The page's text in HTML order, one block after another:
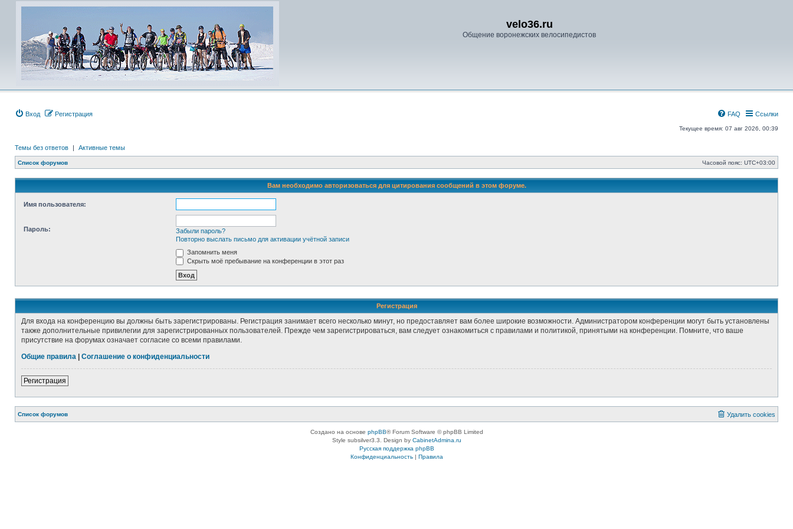
velo36.ru
Общение воронежских велосипедистов
Вход Регистрация Ссылки
FAQ
Текущее время: 07 авг 2026, 00:39
Темы без ответов | Активные темы
Список форумов Часовой пояс: UTC+03:00
Вам необходимо авторизоваться для цитирования сообщений в этом форуме.
Имя пользователя:
Пароль:
Забыли пароль?
Повторно выслать письмо для активации учётной записи
Запомнить меня
Скрыть моё пребывание на конференции в этот раз
Регистрация
Для входа на конференцию вы должны быть зарегистрированы. Регистрация занимает всего несколько минут, но предоставляет вам более широкие возможности. Администратором конференции могут быть установлены
также дополнительные привилегии для зарегистрированных пользователей. Прежде чем зарегистрироваться, вам следует ознакомиться с правилами и политикой, принятыми на конференции. Помните, что ваше
присутствие на форумах означает согласие со всеми правилами.
Общие правила
Соглашение о конфиденциальности
Регистрация
Список форумов Удалить cookies
Создано на основе phpBB® Forum Software © phpBB Limited
Style subsilver3.3. Design by CabinetAdmina.ru
Русская поддержка phpBB
Конфиденциальность| Правила